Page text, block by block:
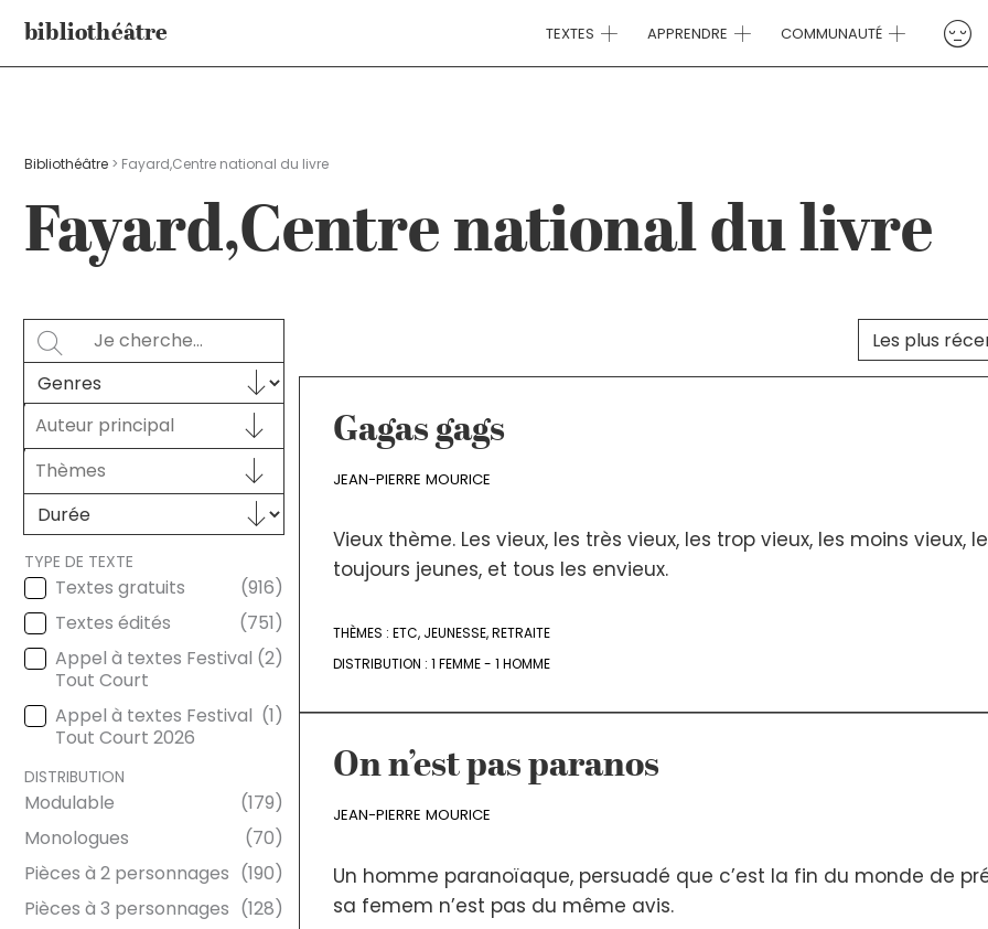
contenu
bibliothéâtre TEXTES APPRENDRE COMMUNAUTÉ
Bibliothéâtre > Fayard,Centre national du livre
Fayard,Centre national du livre
SEARCH
Rechercher
GENRES
Sélectionnez le contenu
AUTEUR PRINCIPAL
Auteur principal
Auteur principal
THÈMES
Sélectionnez le contenu
Sélectionnez le contenu
DURÉE
Sélectionnez le contenu
TYPE DE TEXTE
TYPE DE TEXTE
Textes gratuits
(916)
Textes édités
(751)
Appel à textes Festival
Tout Court
(2)
Appel à textes Festival
Tout Court 2026
(1)
DISTRIBUTION
Modulable
(179)
Monologues
(70)
Pièces à 2 personnages (190)
Pièces à 3 personnages (128)
TRI DES TEXTES
Trier le
Gagas gags
JEAN-PIERRE MOURICE
Vieux thème. Les vieux, les très vieux, les trop vieux, les moins vieux,
toujours jeunes, et tous les envieux.
THÈMES : ETC, JEUNESSE,RETRAITE
DISTRIBUTION : 1 FEMME - 1 HOMME
On n’est pas paranos
JEAN-PIERRE MOURICE
Un homme paranoïaque, persuadé que c’est la fin du monde de
sa femem n’est pas du même avis.